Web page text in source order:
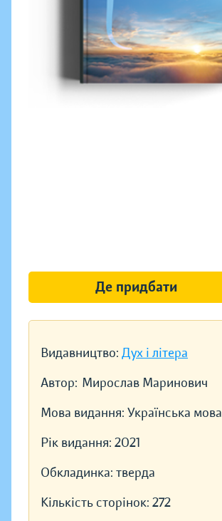
Видавництво: Дух і літера
Автор: Мирослав Маринович
Мова видання: Українська мова
Рік видання: 2021
Обкладинка: тверда
Кількість сторінок: 272
Де придбати